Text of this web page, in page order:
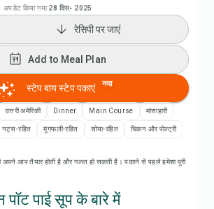
·अपडेट किया गया 28 दिस॰ 2025
रेसिपी वीडियो देखें
Add to Meal Plan
Add to Shopping List
रेसिपी पर जाएं
Add to Meal Plan
स्टेप बाय स्टेप पकाएं नया
उत्तरी अमेरिकी Dinner Main Course मांसाहारी
नट्स-रहित मूंगफली-रहित सोया-रहित चिकन और पोल्ट्री
अपने आप तैयार होती है और गलत हो सकती है। पकाने से पहले हमेशा पूरी
पॉट पाई सूप के बारे में